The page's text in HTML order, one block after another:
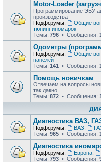
Motor-Loader
Программирование ЭБУ
производства
Подфорумы:
Общие
тюнинг иномарок
Темы: 796 • Сообщения:
Одометры
Подфорумы: Общие
панелей
Темы: 141 • Сообщения:
Помощь новичкам
Отвечаем на вопросы
так давно...
Темы: 872 • Сообщения:
Диагностика ВАЗ,
Подфорумы: ВАЗ
Темы: 965 • Сообщения:
Диагностика
Подфорумы: Европа,
Темы: 793 • Сообщения: